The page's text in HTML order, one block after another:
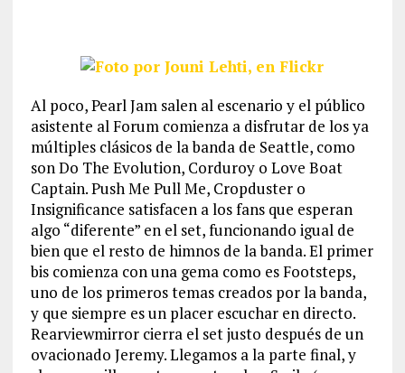
Al poco, Pearl Jam salen al escenario y el público
asistente al Forum comienza a disfrutar de los ya
múltiples clásicos de la banda de Seattle, como
son Do The Evolution, Corduroy o Love Boat
Captain. Push Me Pull Me, Cropduster o
Insignificance satisfacen a los fans que esperan
algo “diferente” en el set, funcionando igual de
bien que el resto de himnos de la banda. El primer
bis comienza con una gema como es Footsteps,
uno de los primeros temas creados por la banda,
y que siempre es un placer escuchar en directo.
Rearviewmirror cierra el set justo después de un
ovacionado Jeremy. Llegamos a la parte final, y